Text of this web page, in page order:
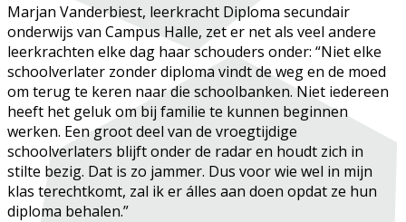
Marjan Vanderbiest, leerkracht Diploma secundair
onderwijs van Campus Halle, zet er net als veel andere
leerkrachten elke dag haar schouders onder: “Niet elke
schoolverlater zonder diploma vindt de weg en de moed
om terug te keren naar die schoolbanken. Niet iedereen
heeft het geluk om bij familie te kunnen beginnen
werken. Een groot deel van de vroegtijdige
schoolverlaters blijft onder de radar en houdt zich in
stilte bezig. Dat is zo jammer. Dus voor wie wel in mijn
klas terechtkomt, zal ik er álles aan doen opdat ze hun
diploma behalen.”